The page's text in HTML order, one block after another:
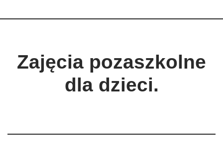
Zajęcia pozaszkolne
dla dzieci.